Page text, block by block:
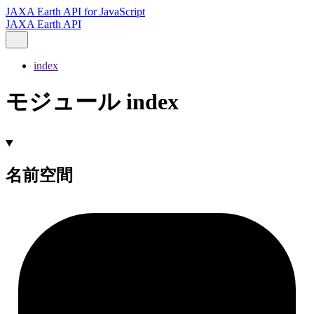
JAXA Earth API for JavaScript
JAXA Earth API
index
モジュール index
名前空間